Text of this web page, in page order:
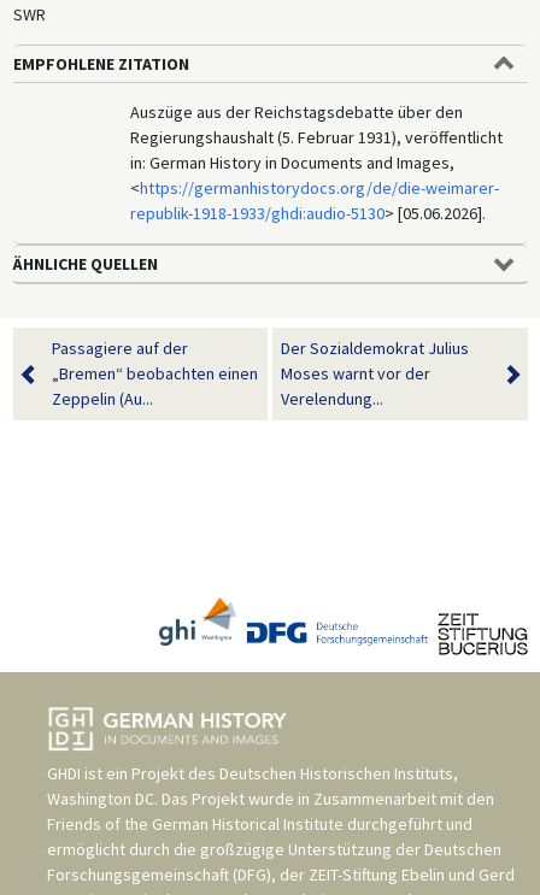
SWR
EMPFOHLENE ZITATION
Auszüge aus der Reichstagsdebatte über den
Regierungshaushalt (5. Februar 1931), veröffentlicht
in: German History in Documents and Images,
<https://germanhistorydocs.org/de/die-weimarer-
republik-1918-1933/ghdi:audio-5130> [05.06.2026].
ÄHNLICHE QUELLEN
Passagiere auf der
„Bremen“ beobachten einen
Zeppelin (Au...
Der Sozialdemokrat Julius
Moses warnt vor der
Verelendung...
GHDI ist ein Projekt des Deutschen Historischen Instituts,
Washington DC. Das Projekt wurde in Zusammenarbeit mit den
Friends of the German Historical Institute durchgeführt und
ermöglicht durch die großzügige Unterstützung der Deutschen
Forschungsgemeinschaft (DFG), der ZEIT-Stiftung Ebelin und Gerd